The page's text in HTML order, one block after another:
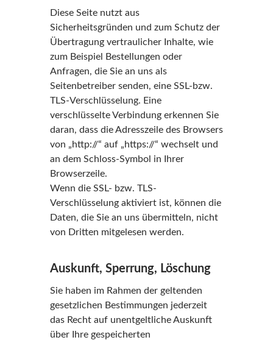
Diese Seite nutzt aus
Sicherheitsgründen und zum Schutz der
Übertragung vertraulicher Inhalte, wie
zum Beispiel Bestellungen oder
Anfragen, die Sie an uns als
Seitenbetreiber senden, eine SSL-bzw.
TLS-Verschlüsselung. Eine
verschlüsselte Verbindung erkennen Sie
daran, dass die Adresszeile des Browsers
von „http://“ auf „https://“ wechselt und
an dem Schloss-Symbol in Ihrer
Browserzeile.
Wenn die SSL- bzw. TLS-
Verschlüsselung aktiviert ist, können die
Daten, die Sie an uns übermitteln, nicht
von Dritten mitgelesen werden.
Auskunft, Sperrung, Löschung
Sie haben im Rahmen der geltenden
gesetzlichen Bestimmungen jederzeit
das Recht auf unentgeltliche Auskunft
über Ihre gespeicherten